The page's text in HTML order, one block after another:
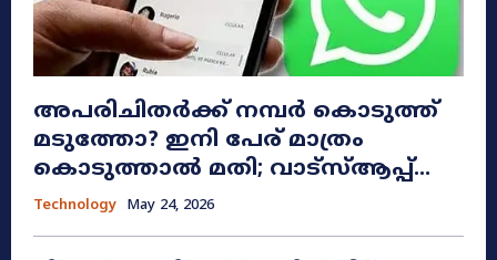
അപരിചിതർക്ക് നമ്പർ കൊടുത്ത്
മടുത്തോ? ഇനി പേര് മാത്രം
കൊടുത്താൽ മതി; വാട്‌സ്ആപ്പ്...
Technology May 24, 2026